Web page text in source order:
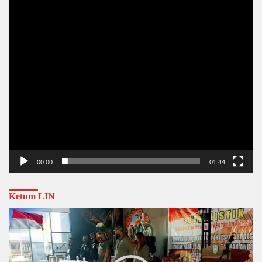
00:00 01:44
Ketum LIN
Video
Player